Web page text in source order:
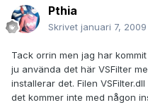
Pthia
Skrivet januari 7, 2009
Tack orrin men jag har
ju använda det här VSFilter
installerar det. Filen
det kommer inte med någon